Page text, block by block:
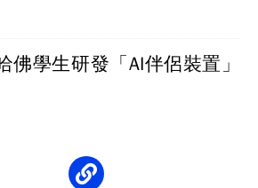
學生研發「AI伴侶裝置」